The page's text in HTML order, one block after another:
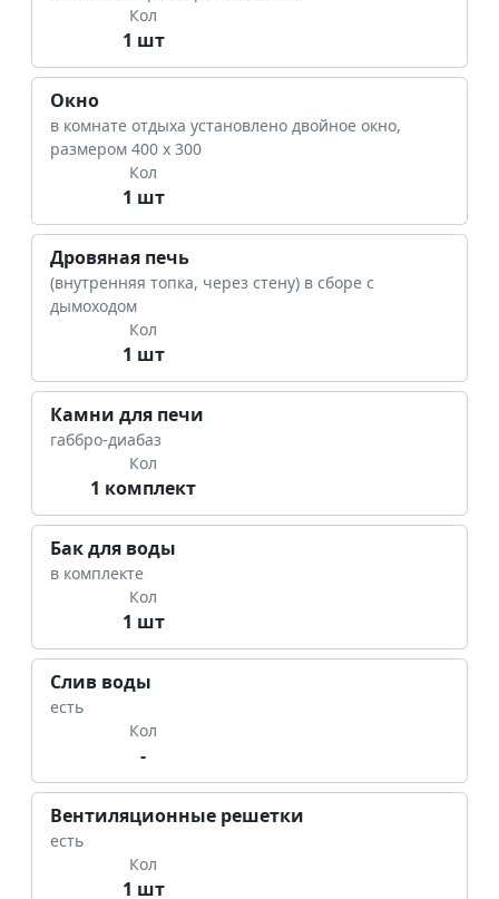
Кол
1 шт
Окно
в комнате отдыха установлено двойное окно,
размером 400 х 300
Кол
1 шт
Дровяная печь
(внутренняя топка, через стену) в сборе с
дымоходом
Кол
1 шт
Камни для печи
габбро-диабаз
Кол
1 комплект
Бак для воды
в комплекте
Кол
1 шт
Слив воды
есть
Кол
-
Вентиляционные решетки
есть
Кол
1 шт